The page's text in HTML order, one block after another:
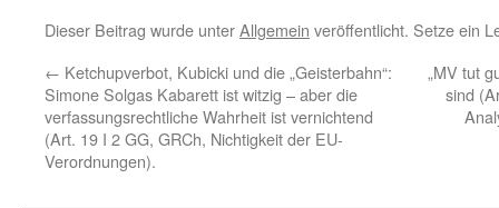
Dieser Beitrag wurde unterAllgemein veröffentlicht. Setze ein
← Ketchupverbot, Kubicki und die „Geisterbahn“:
Simone Solgas Kabarett ist witzig – aber die
verfassungsrechtliche Wahrheit ist vernichtend
(Art. 19 I 2 GG, GRCh, Nichtigkeit der EU-
Verordnungen).
„MV tut
sind